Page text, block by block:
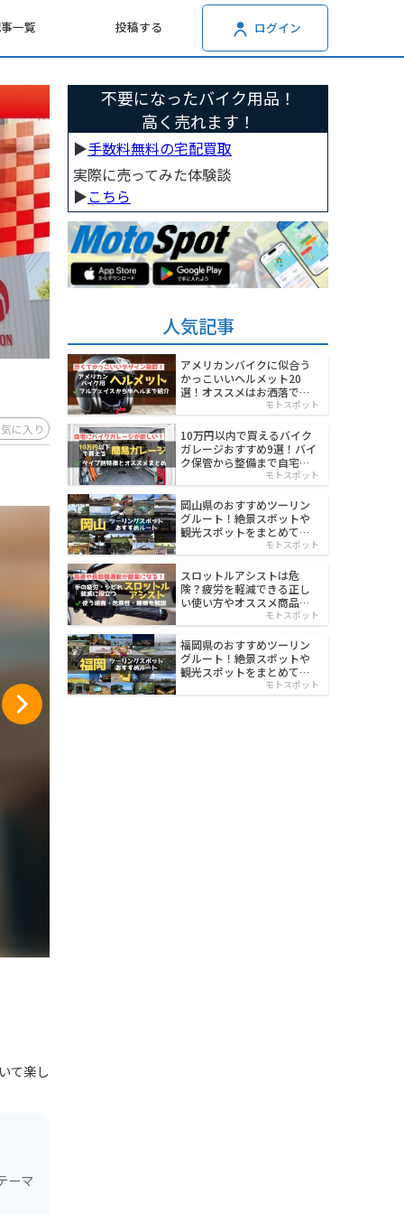
一覧 投稿する ログイン
に入り
て楽し
ーマ
不要になったバイク用品！
高く売れます！
▶︎手数料無料の宅配買取
実際に売ってみた体験談
▶︎こちら
人気記事
アメリカンバイクに似合う
かっこいいヘルメット20
選！オススメはお洒落でワ
モトスポット
10万円以内で買えるバイク
ガレージおすすめ9選！バイ
ク保管から整備まで自宅で
モトスポット
岡山県のおすすめツーリン
グルート！絶景スポットや
観光スポットをまとめて紹
モトスポット
スロットルアシストは危
険？疲労を軽減できる正し
い使い方やオススメ商品を
モトスポット
福岡県のおすすめツーリン
グルート！絶景スポットや
観光スポットをまとめて紹
モトスポット